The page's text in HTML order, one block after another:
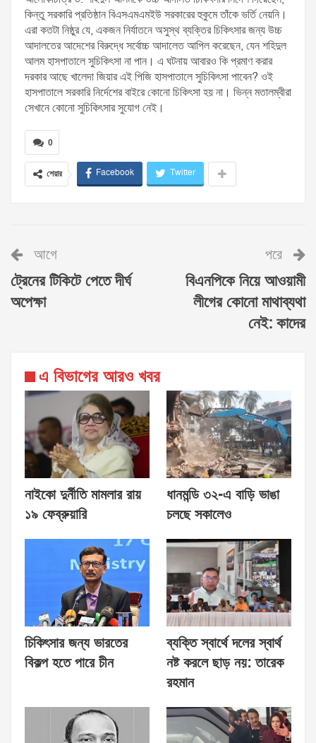
কিন্তু সরকারি প্রতিষ্ঠান বিএসএমএমইউ সরকারের হুকুমে তাঁকে ভর্তি নেয়নি।
এরা কতটা নিষ্ঠুর যে, একজন নির্যাতনে অসুস্থ ব্যক্তির চিকিৎসার জন্য উচ্চ
আদালতের আদেশের বিরুদ্ধে সর্বোচ্চ আদালেত আপিল করেছেন, যেন শহিদুল
আলম হাসপাতালে সুচিকিৎসা না পান। এ ঘটনায় আবারও কি প্রমাণ করার
দরকার আছে খালেদা জিয়ার এই পিজি হাসপাতালে সুচিকিৎসা পাবেন? ওই
হাসপাতালে সরকারি নির্দেশের বাইরে কোনো চিকিৎসা হয় না। ভিন্ন মতালম্বীরা
সেখানে কোনো সুচিকিৎসার সুযোগ নেই।
0
শেয়ার Facebook Twitter
আগে
ট্রেনের টিকিটে পেতে দীর্ঘ
অপেক্ষা
পরে
বিএনপিকে নিয়ে আওয়ামী
লীগের কোনো মাথাব্যথা
নেই: কাদের
এ বিভাগের আরও খবর
নাইকো দুর্নীতি মামলার রায়
১৯ ফেব্রুয়ারি
ধানমন্ডি ৩২-এ বাড়ি ভাঙা
চলছে সকালেও
চিকিৎসার জন্য ভারতের
বিকল্প হতে পারে চীন
ব্যক্তি স্বার্থে দলের স্বার্থ
নষ্ট করলে ছাড় নয়: তারেক
রহমান